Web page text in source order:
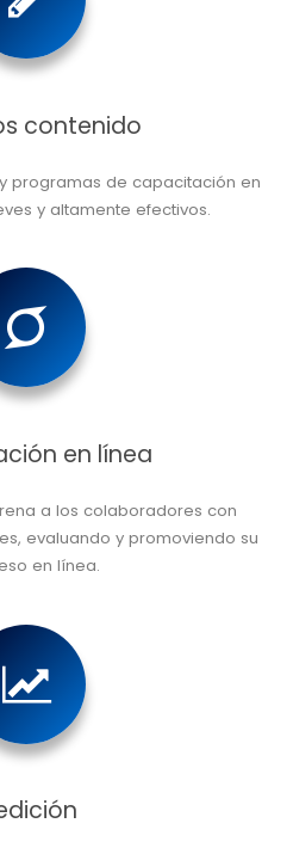
contenido
programas de capacitación en
y altamente efectivos.
en línea
a los colaboradores con
evaluando y promoviendo su
en línea.